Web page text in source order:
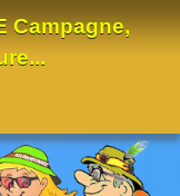
Campagne,